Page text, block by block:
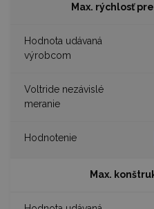
Max. rýchlosť
Max.